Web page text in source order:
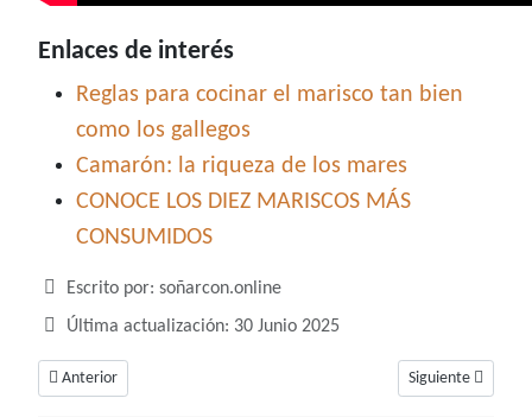
Enlaces de interés
Reglas para cocinar el marisco tan bien
como los gallegos
Camarón: la riqueza de los mares
CONOCE LOS DIEZ MARISCOS MÁS
CONSUMIDOS
Detalles
Escrito por: soñarcon.online
Última actualización: 30 Junio 2025
Artículo anterior: Soñar con mariposa, logros de cosas importantes en
Anterior Artículo siguiente:
Siguiente